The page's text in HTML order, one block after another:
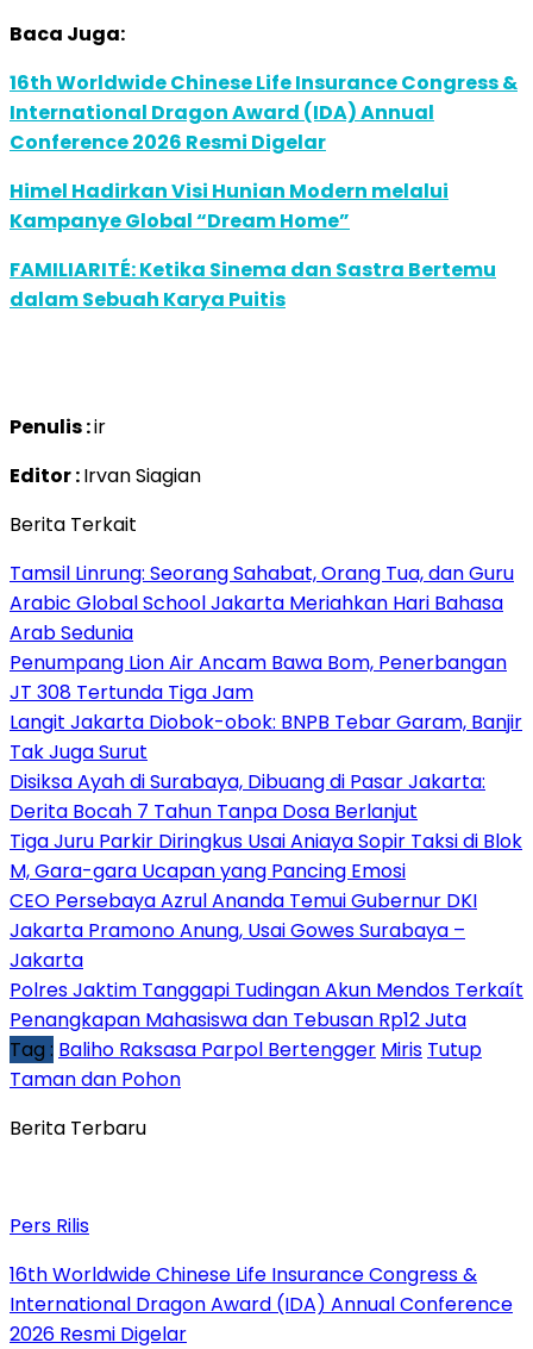
Baca Juga:
16th Worldwide Chinese Life Insurance Congress &
International Dragon Award (IDA) Annual
Conference 2026 Resmi Digelar
Himel Hadirkan Visi Hunian Modern melalui
Kampanye Global “Dream Home”
FAMILIARITÉ: Ketika Sinema dan Sastra Bertemu
dalam Sebuah Karya Puitis
Penulis :ir
Editor :Irvan Siagian
Berita Terkait
Tamsil Linrung: Seorang Sahabat, Orang Tua, dan Guru
Arabic Global School Jakarta Meriahkan Hari Bahasa
Arab Sedunia
Penumpang Lion Air Ancam Bawa Bom, Penerbangan
JT 308 Tertunda Tiga Jam
Langit Jakarta Diobok-obok: BNPB Tebar Garam, Banjir
Tak Juga Surut
Disiksa Ayah di Surabaya, Dibuang di Pasar Jakarta:
Derita Bocah 7 Tahun Tanpa Dosa Berlanjut
Tiga Juru Parkir Diringkus Usai Aniaya Sopir Taksi di Blok
M, Gara-gara Ucapan yang Pancing Emosi
CEO Persebaya Azrul Ananda Temui Gubernur DKI
Jakarta Pramono Anung, Usai Gowes Surabaya –
Jakarta
Polres Jaktim Tanggapi Tudingan Akun Mendos Terkaít
Penangkapan Mahasiswa dan Tebusan Rp12 Juta
Tag : Baliho Raksasa Parpol Bertengger Miris Tutup
Taman dan Pohon
Berita Terbaru
Pers Rilis
16th Worldwide Chinese Life Insurance Congress &
International Dragon Award (IDA) Annual Conference
2026 Resmi Digelar